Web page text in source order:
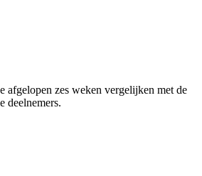
afgelopen zes weken vergelijken met de
deelnemers.